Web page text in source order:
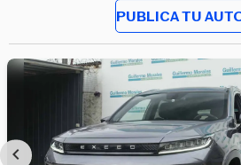
PUBLICA TU